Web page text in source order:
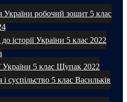
України робочий зошит 5 клас
історії України 5 клас 2022
України 5 клас Щупак 2022
і суспільство 5 клас Васильків